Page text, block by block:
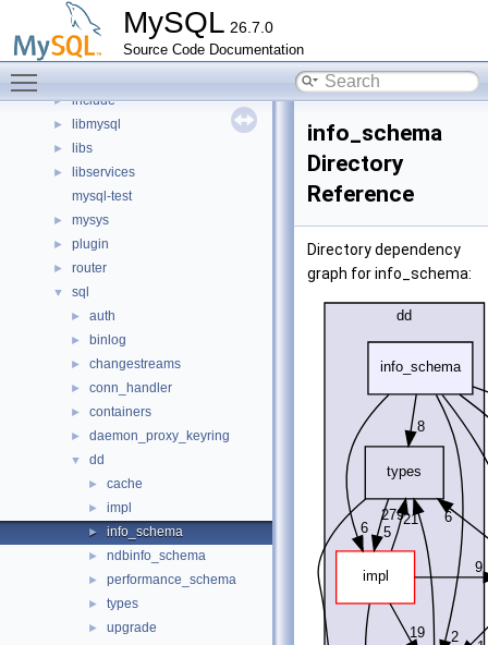
MySQL 26.7.0
Source Code Documentation
File List
► client
► include
► libmysql
► libs
►
libservices
mysql-test
► mysys
► plugin
► router
▼ sql
► auth
► binlog
► changestreams
► conn_handler
► containers
► daemon_proxy_keyring
▼ dd
► cache
► impl
► info_schema
► ndbinfo_schema
► performance_schema
► types
► upgrade
info_schema
Directory
Reference
Directory dependency
graph for info_schema: